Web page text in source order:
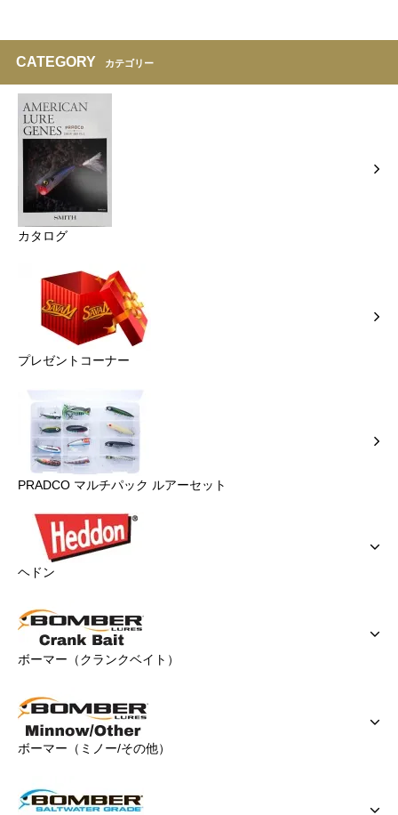
CATEGORY カテゴリー
カタログ
プレゼントコーナー
PRADCO マルチパック ルアーセット
ヘドン
ボーマー（クランクベイト）
ボーマー（ミノー/その他）